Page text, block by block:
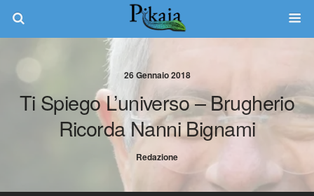
26 Gennaio 2018
Ti Spiego L’universo – Brugherio
Ricorda Nanni Bignami
Redazione